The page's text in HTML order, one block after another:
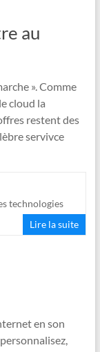
au
». Comme
cloud la
restent des
servivce
technologies
Lire la suite
en son